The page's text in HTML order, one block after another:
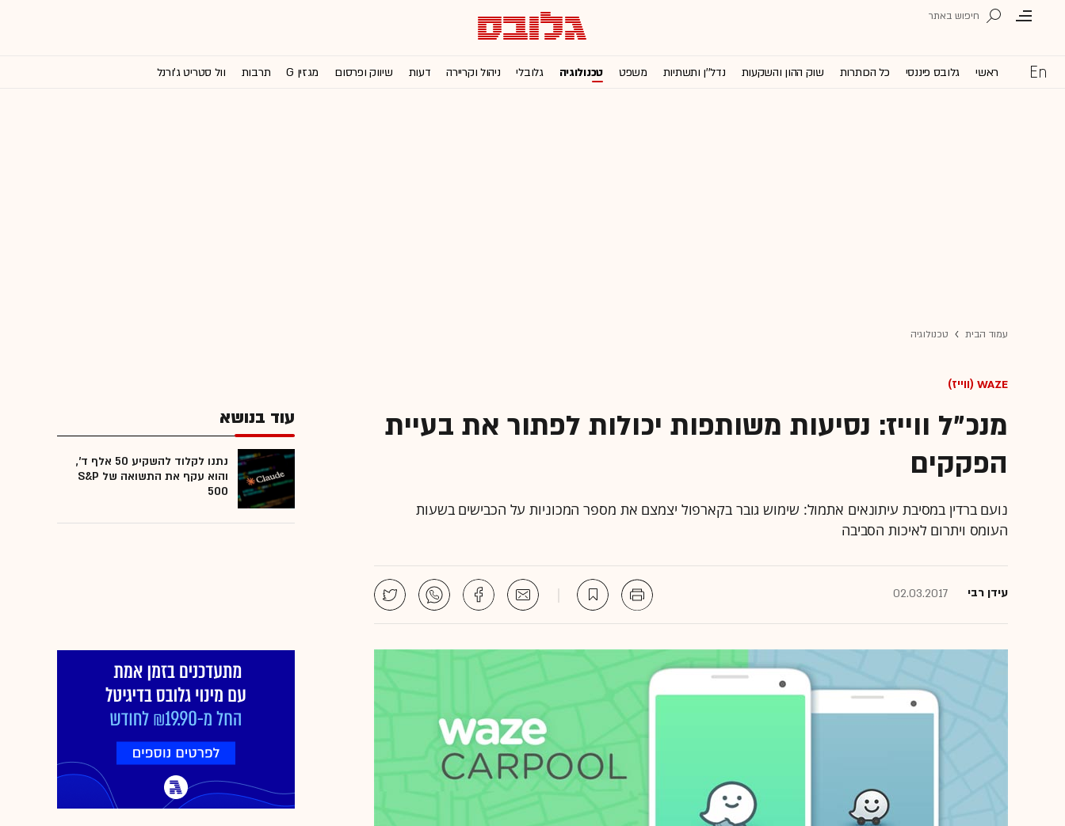
ראשי גלובס פיננסי כל הכותרות שוק ההון והשקעות נדל''ן ותשתיות משפט טכנולוגיה גלובלי ניהול וקריירה דעות שיווק ופרסום מגזין G תרבות וול סטריט ג'ורנל
עמוד הבית טכנולוגיה
WAZE (ווייז)
מנכ"ל ווייז: נסיעות משותפות יכולות לפתור את בעיית
הפקקים
נועם ברדין במסיבת עיתונאים אתמול: שימוש גובר בקארפול יצמצם את מספר המכוניות על הכבישים בשעות
העומס ויתרום לאיכות הסביבה
עידן רבי 02.03.2017
עוד בנושא
נתנו לקלוד להשקיע 50 אלף ד',
והוא עקף את התשואה של S&P
500